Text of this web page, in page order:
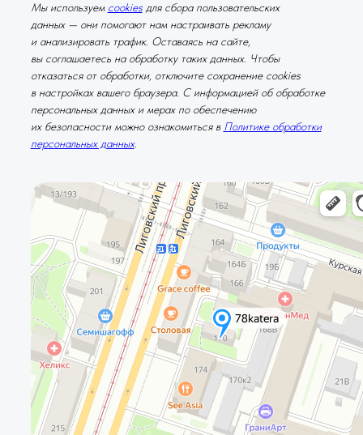
Мы используем cookiesдля сбора пользовательских
данных — они помогают нам настраивать рекламу
и анализировать трафик. Оставаясь на сайте,
вы соглашаетесь на обработку таких данных. Чтобы
отказаться от обработки, отключите сохранение cookies
в настройках вашего браузера. С информацией об обработке
персональных данных и мерах по обеспечению
их безопасности можно ознакомиться в Политике обработки
персональных данных.